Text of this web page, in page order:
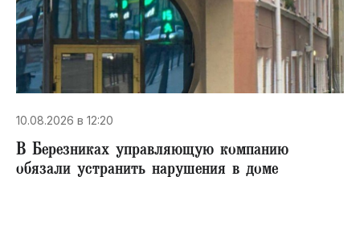
10.08.2026 в 12:20
В Березниках управляющую компанию
обязали устранить нарушения в доме